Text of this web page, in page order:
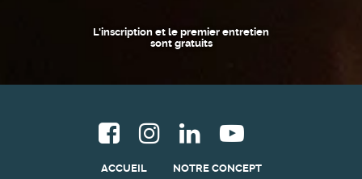
L'inscription et le premier entretien
sont gratuits
ACCUEIL
NOTRE CONCEPT